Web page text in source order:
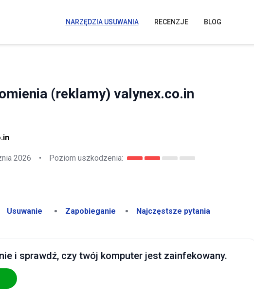
NARZĘDZIA USUWANIA RECENZJE BLOG
(reklamy) valynex.co.in
2026 • Poziom uszkodzenia:
Usuwanie Zapobieganie Najczęstsze pytania
i sprawdź, czy twój komputer jest zainfekowany.